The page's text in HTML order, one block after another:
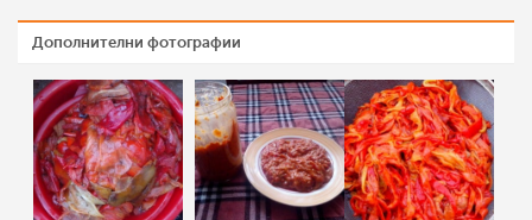
Дополнителни фотографии